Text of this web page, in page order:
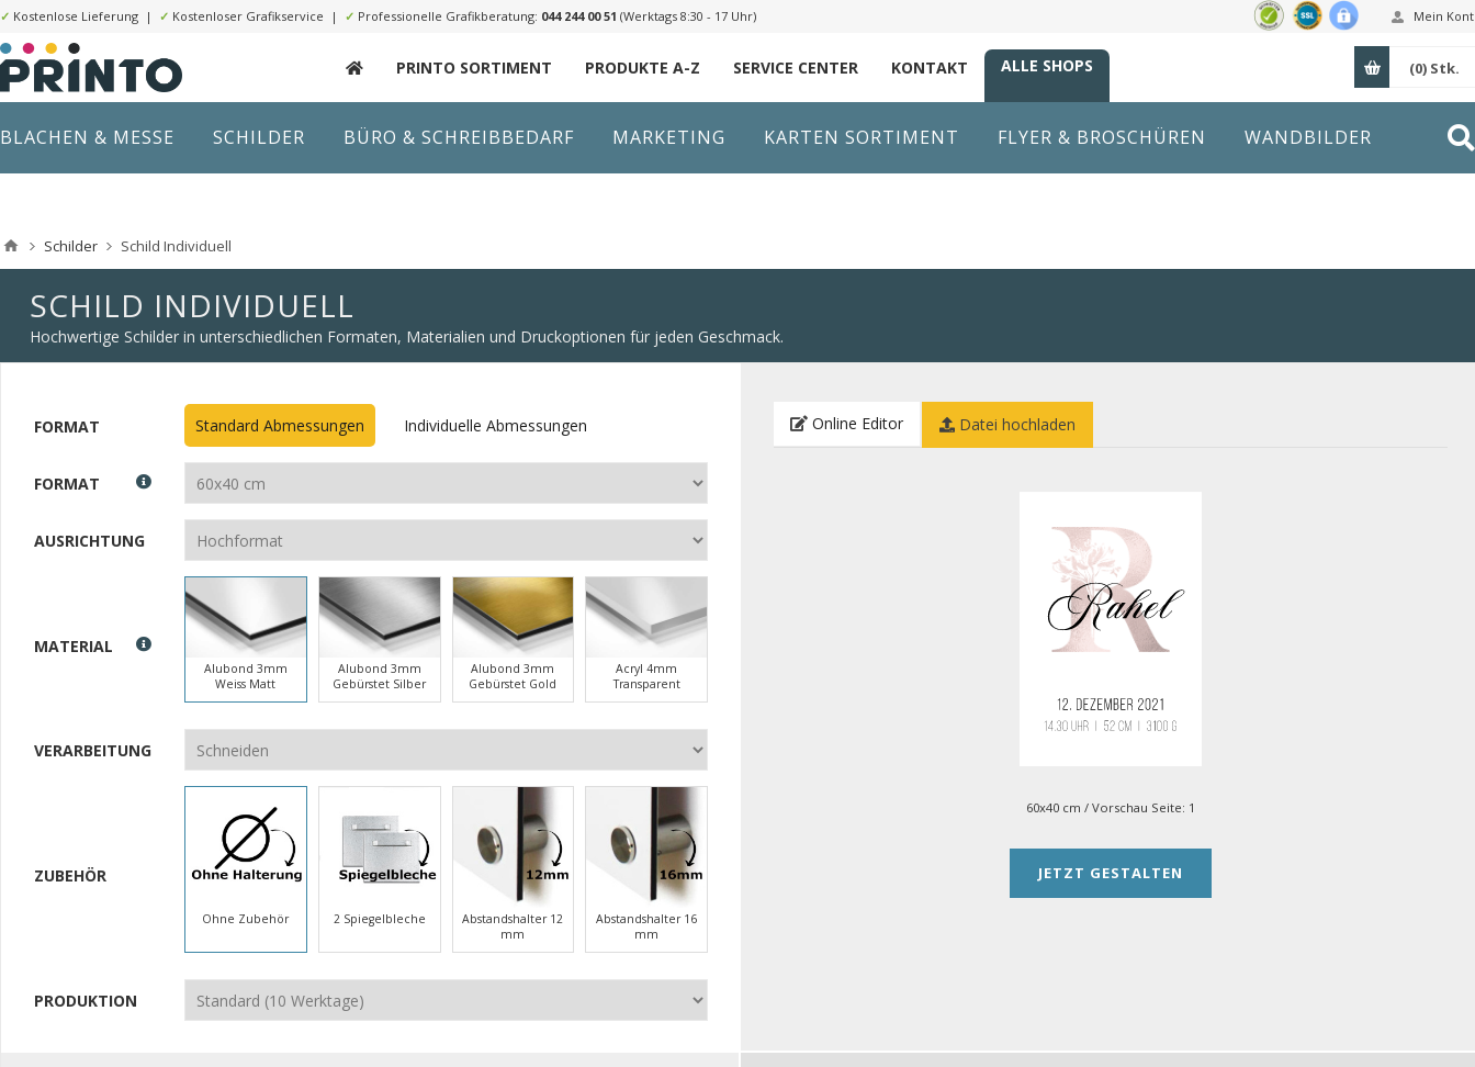
Mein
✓ Kostenlose Lieferung | ✓ Kostenloser Grafikservice | ✓ Professionelle Grafikberatung: 044 244 00 51 (Werktags 8:30 - 17 Uhr)
PRINTO SORTIMENT PRODUKTE A-Z SERVICE CENTER KONTAKT ALLE SHOPS (0) Stk.
BLACHEN & MESSE SCHILDER BÜRO & SCHREIBBEDARF MARKETING KARTEN SORTIMENT FLYER & BROSCHÜREN WANDBILDER
Schilder Schild Individuell
SCHILD INDIVIDUELL
Hochwertige Schilder in unterschiedlichen Formaten, Materialien und Druckoptionen für jeden Geschmack.
FORMAT Standard Abmessungen Individuelle Abmessungen
FORMAT
AUSRICHTUNG
MATERIAL
Alubond 3mm
Weiss Matt
Alubond 3mm
Gebürstet Silber
Alubond 3mm
Gebürstet Gold
Acryl 4mm
Transparent
VERARBEITUNG
ZUBEHÖR
Ohne Zubehör 2 Spiegelbleche
Abstandshalter 12
mm
Abstandshalter 16
mm
PRODUKTION
Online Editor Datei hochladen
60x40 cm / Vorschau Seite: 1
JETZT GESTALTEN